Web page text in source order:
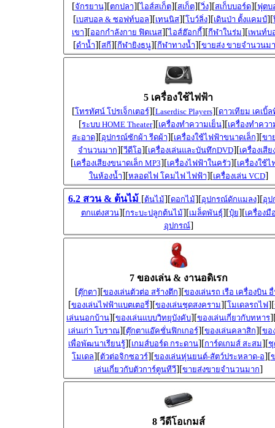
[จักรยาน][ตกปลา][ไอส์สเก็ต][สเก็ต][วิ่ง][สเก็บบอร์ด][ฟุตบ
[เบสบอล & ซอฟท์บอล][เทนนิส][โบว์ลิ่ง][เดินป่า ตั้งแคมป์][
เขา][ออกกำลังกาย ฟิตเนส][ไอส์ฮ๊อกกี้][กีฬาในร่ม][เพนท์บ
[ดำน้ำ][สกี][กีฬายิงธนู][กีฬาทางน้ำ][ขายส่ง ขายจำนวนม
5 เครื่องใช้ไฟฟ้า
[โทรทัศน์ โปรเจ็กเตอร์][Laserdisc Players][ดาวเทียม เคเบิ้ล
[ระบบ HOME Theater][เครื่องทำความเย็น][เครื่องทำควา
สะอาด][อุปกรณ์ซักผ้า รีดผ้า][เครื่องใช้ไฟฟ้าขนาดเล็ก][ขา
จำนวนมาก][วีดีโอ][เครื่องเล่นและบันทึกDVD][เครื่องเสีย
[เครื่องเสียงขนาดเล็ก MP3][เครื่องไฟฟ้าในครัว][เครื่องใช้ไ
ในห้องน้ำ][หลอดไฟ โคมไฟ ไฟฟ้า][เครื่องเล่น VCD]
6.2 สวน & ต้นไม้ [ต้นไม้][ดอกไม้][อุปกรณ์ดักแมลง][อุ
ตกแต่งสวน][กระบะปลูกต้นไม้][เมล็ดพันธุ์][ปุ๋ย][เครื่องมื
อุปกรณ์]
7 ของเล่น & งานอดิเรก
[ตุ๊กตา][ของเล่นตัวต่อ สร้างตึก][ของเล่นรถ เรือ เครื่องบิน
[ของเล่นไฟฟ้าแบตเตอรี่][ของเล่นชุดสงคราม][โมเดลรถไฟ][
เล่นนอกบ้าน][ของเล่นแบบวิทยุบังคับ][ของเล่นเกี่ยวกับทหาร
เล่นเก่า โบราณ][ตุ๊กตาแอ๊คชั่นฟิกเกอร์][ของเล่นคลาสิก][ขอ
เพื่อพัฒนาเรียนรู้][เกมส์บอร์ด กระดาน][การ์ดเกมส์ สะสม][ชุ
โมเดล][ตัวต่อจิกซอวร์][ของเล่นหุ่นยนต์-สัตว์ประหลาด-อ][
เล่นเกี่ยวกับตัวการ์ตูนทีวี][ขายส่งขายจำนวนมาก]
8 วีดีโอเกมส์